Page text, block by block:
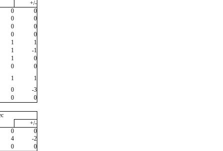
+/-
0
0
0
0
0
0
0
0
1
1
1
-1
1
0
0
0
1
1
0
-3
0
0
+/-
0
0
4
-2
0
0